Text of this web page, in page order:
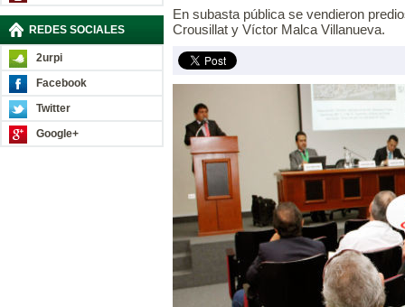
REDES SOCIALES
2urpi
Facebook
Twitter
Google+
En subasta pública se vendieron
Crousillat y Víctor Malca Villanueva.